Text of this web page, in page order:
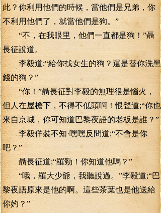
此？你利用他們的時候，當他們是兄弟，你
不利用他們了，就當他們是狗。”
“不，在我眼里，他們一直都是狗！”聶
長征說道。
李毅道;“給你找女生的狗？還是替你洗黑
錢的狗？”
“你！”聶長征對李毅的無理很是惱火，
但人在屋檐下，不得不低頭啊！恨聲道;“你也
來自京城，你可知道巴黎夜語的老板是誰？”
李毅佯裝不知·嘿嘿反問道;“不會是你
吧？”
聶長征道;“羅勁！你知道他嗎？”
“哦，羅大少爺，我聽說過。”李毅道;“巴
黎夜語原來是他的啊。這些茶葉也是他送給
你妁？”